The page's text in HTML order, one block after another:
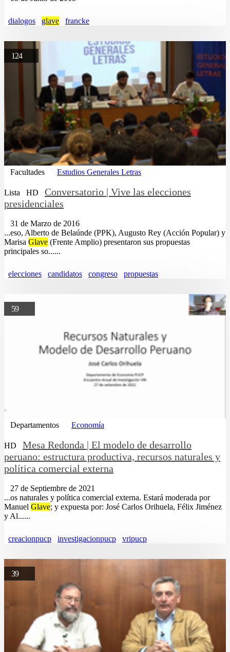
dialogos glave francke
124
Facultades Estudios Generales Letras
Lista HD
Conversatorio | Vive las elecciones
presidenciales
31 de Marzo de 2016
...eso, Alberto de Belaúnde (PPK), Augusto Rey (Acción Popular) y
Marisa Glave (Frente Amplio) presentaron sus propuestas
principales so......
elecciones candidatos congreso propuestas
59
Departamentos Economía
HD
Mesa Redonda | El modelo de desarrollo
peruano: estructura productiva, recursos naturales y
política comercial externa
27 de Septiembre de 2021
...os naturales y política comercial externa. Estará moderada por
Manuel Glave; y expuesta por: José Carlos Orihuela, Félix Jiménez
y Al......
creacionpucp investigacionpucp vripucp
39